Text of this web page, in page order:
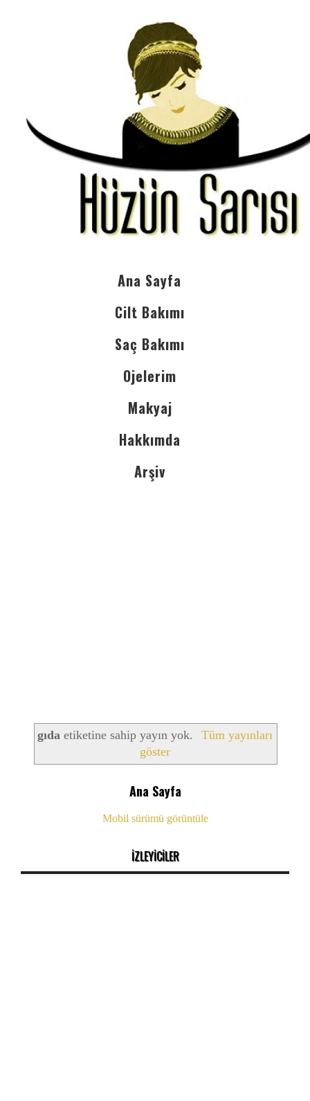
Ana Sayfa
Cilt Bakımı
Saç Bakımı
Ojelerim
Makyaj
Hakkımda
Arşiv
gıda etiketine sahip yayın yok.
Tüm yayınları
göster
Ana Sayfa
Mobil sürümü görüntüle
İZLEYİCİLER